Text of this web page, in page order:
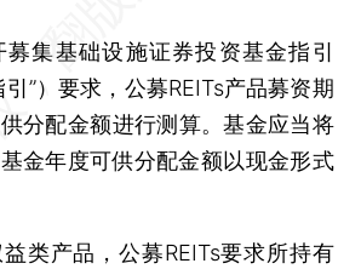
基础设施证券投资基金指引
引”）要求，公募REITs产品募资期
分配金额进行测算。基金应当将
金年度可供分配金额以现金形式
产品，公募REITs要求所持有